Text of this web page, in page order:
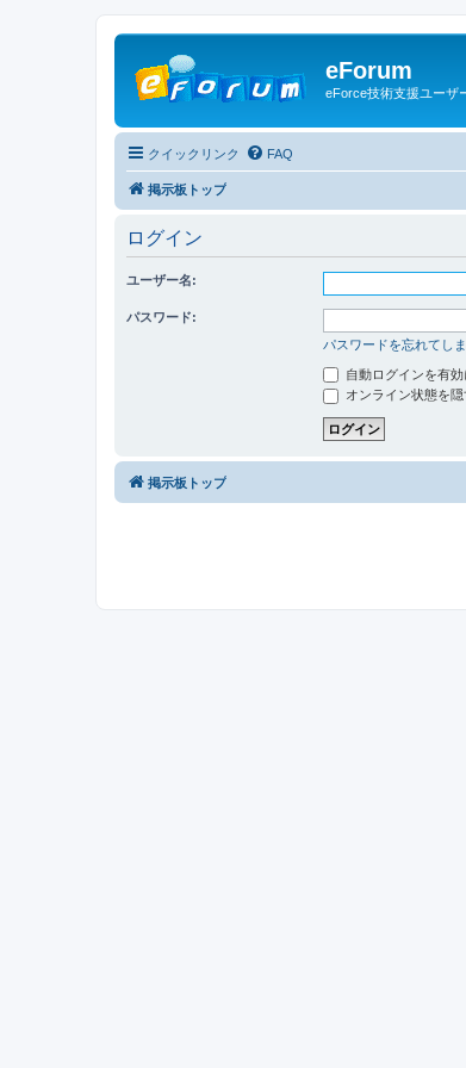
eForum
eForce技術支援ユーザ
クイックリンク FAQ
掲示板トップ
ログイン
ユーザー名:
パスワード:
パスワードを忘れてし
自動ログインを有効
オンライン状態を
掲示板トップ